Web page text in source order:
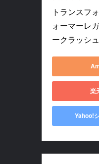
トランスフ
ォーマーレ
ークラッシュ
楽
Yahoo!